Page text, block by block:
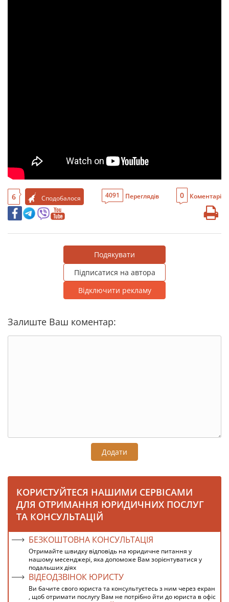
6 Сподобалося 4091 Переглядів 0 Коментарі
Подякувати
Підписатися на автора
Відключити рекламу
Залиште Ваш коментар:
Додати
КОРИСТУЙТЕСЯ НАШИМИ СЕРВІСАМИ
ДЛЯ ОТРИМАННЯ ЮРИДИЧНИХ ПОСЛУГ
ТА КОНСУЛЬТАЦІЙ
БЕЗКОШТОВНА КОНСУЛЬТАЦІЯ
Отримайте швидку відповідь на юридичне питання у
нашому месенджері, яка допоможе Вам зорієнтуватися у
подальших діях
ВІДЕОДЗВІНОК ЮРИСТУ
Ви бачите свого юриста та консультуєтесь з ним через екран
, щоб отримати послугу Вам не потрібно йти до юриста в офіс